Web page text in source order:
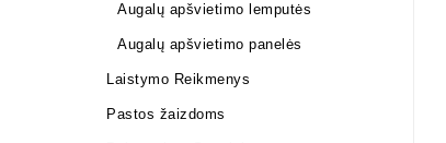
Augalų apšvietimo lemputės
Augalų apšvietimo panelės
Laistymo Reikmenys
Pastos žaizdoms